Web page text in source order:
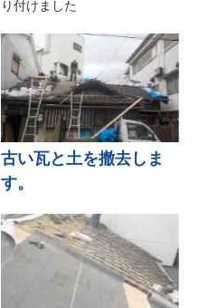
り付けました
古い瓦と土を撤去しま
す。